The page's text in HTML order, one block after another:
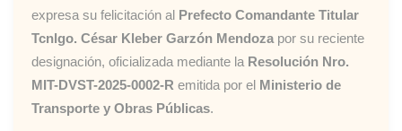
expresa su felicitación al Prefecto Comandante Titular
Tcnlgo. César Kleber Garzón Mendoza por su reciente
designación, oficializada mediante la Resolución Nro.
MIT-DVST-2025-0002-R emitida por el Ministerio de
Transporte y Obras Públicas.